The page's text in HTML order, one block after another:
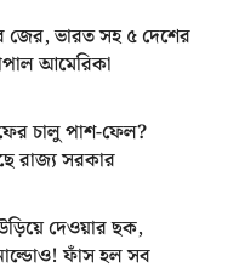
জের, ভারত সহ ৫ দেশের
আমেরিকা
চালু পাশ-ফেল?
রাজ্য সরকার
দেওয়ার ছক,
ফাঁস হল সব